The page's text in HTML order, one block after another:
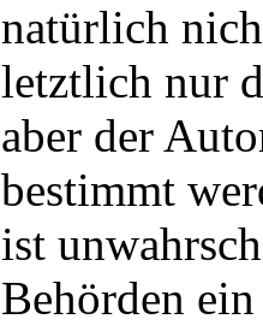
natürlich
letztlich nur
aber der
bestimmt
ist
Behörden